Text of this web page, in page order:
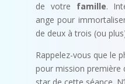
de votre famille.
ange pour
de deux à trois (ou
Rappelez-vous que le
pour mission première